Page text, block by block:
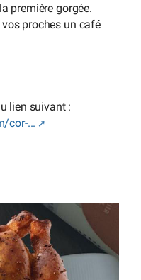
première gorgée.
proches un café
lien suivant :
cor-...